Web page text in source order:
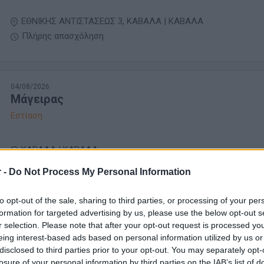
- Do Not Process My Personal Information
opt-out of the sale, sharing to third parties, or processing of your
for targeted advertising by us, please use the below opt-out
selection. Please note that after your opt-out request is processed
interest-based ads based on personal information utilized by us
to third parties prior to your opt-out. You may separately
ΕΘΝΙΚΗΣ ΑΝΤΙΣΤΑΣΕΩΣ 3, ΚΑΒΑΛΑ | ΚΑΒΑΛΑ
Πλήρης απασχόληση
04/08/2026
Μάγειρας
Εστίαση
ΚΑΒΑΛΑ | ΚΑΒΑΛΑ
31/07/2026
Mάγειρας - Βοηθός Μάγειρα | Αεροδρόμιο
Τουρισμός - Ξενοδοχεία